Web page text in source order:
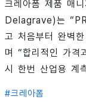
크레아폼 제품 매
Delagrave)는
고 처음부터 완벽
며 “합리적인 가격
시 한번 산업용 계
#크레아폼